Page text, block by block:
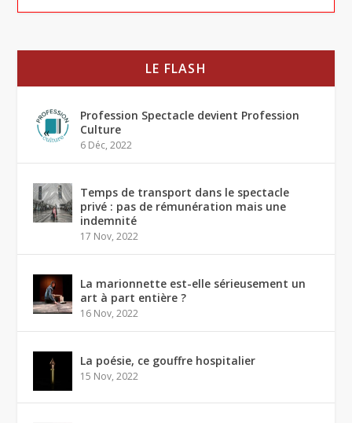
LE FLASH
Profession Spectacle devient Profession
Culture
6 Déc, 2022
Temps de transport dans le spectacle
privé : pas de rémunération mais une
indemnité
17 Nov, 2022
La marionnette est-elle sérieusement un
art à part entière ?
16 Nov, 2022
La poésie, ce gouffre hospitalier
15 Nov, 2022